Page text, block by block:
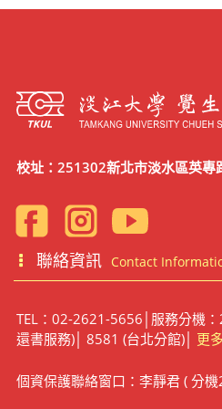
校址：251302新北市淡水區英專
聯絡資訊 Contact
TEL：02-2621-5656│服務分機
還書服務)│ 8581 (台北分館)│ 更多
個資保護聯絡窗口：李靜君 ( 分